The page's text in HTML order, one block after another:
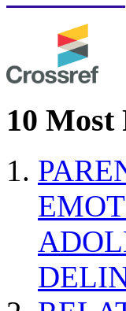
10 Most